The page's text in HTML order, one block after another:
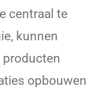
centraal te
kunnen
producten
opbouwen